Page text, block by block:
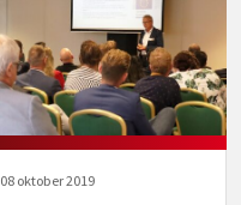
08 oktober 2019